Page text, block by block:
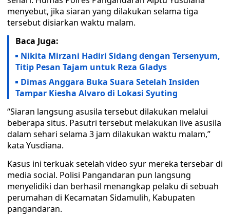
menyebut, jika siaran yang dilakukan selama tiga
tersebut disiarkan waktu malam.
Baca Juga:
Nikita Mirzani Hadiri Sidang dengan Tersenyum,
Titip Pesan Tajam untuk Reza Gladys
Dimas Anggara Buka Suara Setelah Insiden
Tampar Kiesha Alvaro di Lokasi Syuting
“Siaran langsung asusila tersebut dilakukan melalui
beberapa situs. Pasutri tersebut melakukan live asusila
dalam sehari selama 3 jam dilakukan waktu malam,”
kata Yusdiana.
Kasus ini terkuak setelah video syur mereka tersebar di
media social. Polisi Pangandaran pun langsung
menyelidiki dan berhasil menangkap pelaku di sebuah
perumahan di Kecamatan Sidamulih, Kabupaten
pangandaran.